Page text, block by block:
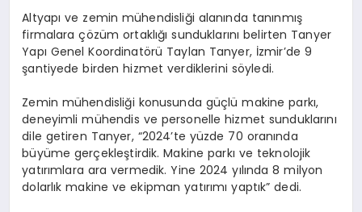
Altyapı ve zemin mühendisliği alanında tanınmış
firmalara çözüm ortaklığı sunduklarını belirten Tanyer
Yapı Genel Koordinatörü Taylan Tanyer, İzmir’de 9
şantiyede birden hizmet verdiklerini söyledi.
Zemin mühendisliği konusunda güçlü makine parkı,
deneyimli mühendis ve personelle hizmet sunduklarını
dile getiren Tanyer, “2024’te yüzde 70 oranında
büyüme gerçekleştirdik. Makine parkı ve teknolojik
yatırımlara ara vermedik. Yine 2024 yılında 8 milyon
dolarlık makine ve ekipman yatırımı yaptık” dedi.